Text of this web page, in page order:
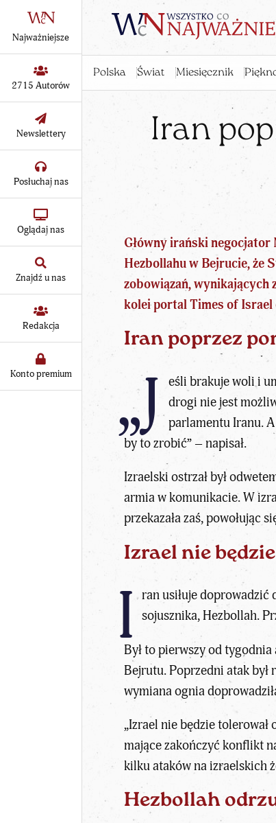
Polska Świat Miesięcznik
Najważniejsze
2715 Autorów
Newslettery
Posłuchaj nas
Oglądaj nas
Znajdź u nas
Redakcja
Konto premium
Iran
Główny irański
Hezbollahu w Bejrucie, że
zobowiązań, wynikających
koleiportal Times of Israel
Iran poprzez
„J
eśli brakuje woli i
drogi nie jest
parlamentu Iranu.
by to zrobić” – napisał.
Izraelski ostrzał był
armia w komunikacie. W
przekazała zaś, powołując
Izrael nie
I ran usiłuje doprowadzić
sojusznika, Hezbollah.
Był to pierwszy od
Bejrutu. Poprzedni atak był
wymiana ognia
„Izrael nie będzie
mające zakończyć konflikt
kilku ataków na izraelskich
Hezbollah